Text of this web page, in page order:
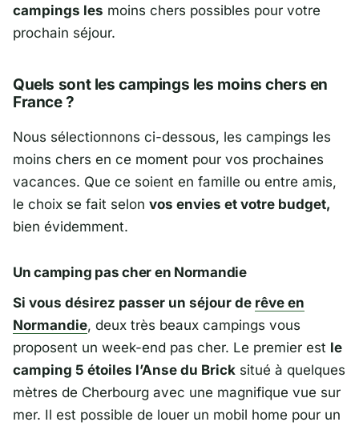
campings les moins chers possibles pour votre
prochain séjour.
Quels sont les campings les moins chers en
France ?
Nous sélectionnons ci-dessous, les campings les
moins chers en ce moment pour vos prochaines
vacances. Que ce soient en famille ou entre amis,
le choix se fait selon vos envies et votre budget,
bien évidemment.
Un camping pas cher en Normandie
Si vous désirez passer un séjour de rêve en
Normandie, deux très beaux campings vous
proposent un week-end pas cher. Le premier est le
camping 5 étoiles l’Anse du Brick situé à quelques
mètres de Cherbourg avec une magnifique vue sur
mer. Il est possible de louer un mobil home pour un